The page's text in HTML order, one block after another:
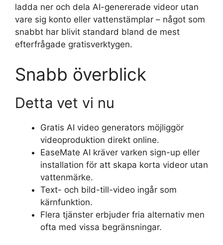
ladda ner och dela AI-genererade videor utan
vare sig konto eller vattenstämplar – något som
snabbt har blivit standard bland de mest
efterfrågade gratisverktygen.
Snabb överblick
Detta vet vi nu
Gratis AI video generators möjliggör
videoproduktion direkt online.
EaseMate AI kräver varken sign-up eller
installation för att skapa korta videor utan
vattenmärke.
Text- och bild-till-video ingår som
kärnfunktion.
Flera tjänster erbjuder fria alternativ men
ofta med vissa begränsningar.